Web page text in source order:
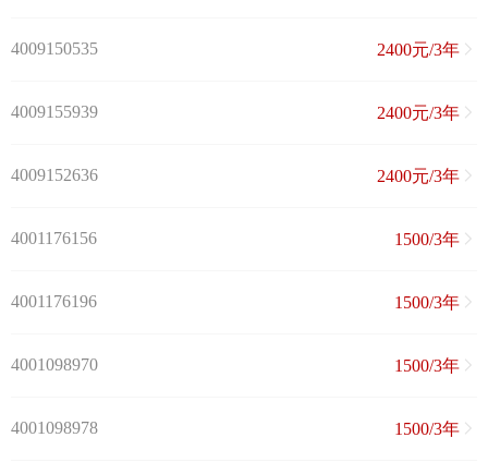
4009150535 2400元/3年
4009155939 2400元/3年
4009152636 2400元/3年
4001176156 1500/3年
4001176196 1500/3年
4001098970 1500/3年
4001098978 1500/3年